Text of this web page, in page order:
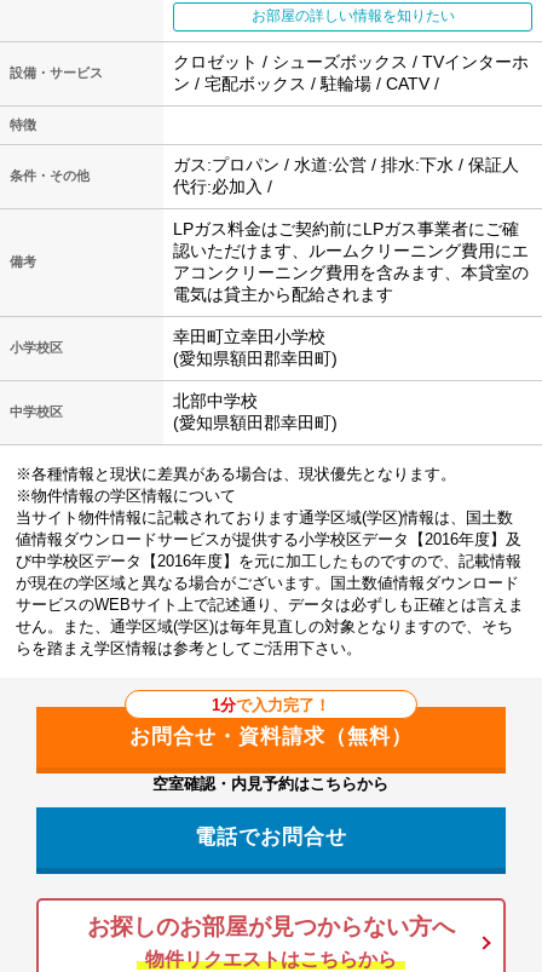
お部屋の詳しい情報を知りたい
設備・サービス
クロゼット / シューズボックス / TVインターホ
ン / 宅配ボックス / 駐輪場 / CATV /
特徴
条件・その他
ガス:プロパン / 水道:公営 / 排水:下水 / 保証人
代行:必加入 /
備考
LPガス料金はご契約前にLPガス事業者にご確
認いただけます、ルームクリーニング費用にエ
アコンクリーニング費用を含みます、本貸室の
電気は貸主から配給されます
小学校区
幸田町立幸田小学校
(愛知県額田郡幸田町)
中学校区
北部中学校
(愛知県額田郡幸田町)
※各種情報と現状に差異がある場合は、現状優先となります。
※物件情報の学区情報について
当サイト物件情報に記載されております通学区域(学区)情報は、国土数
値情報ダウンロードサービスが提供する小学校区データ【2016年度】及
び中学校区データ【2016年度】を元に加工したものですので、記載情報
が現在の学区域と異なる場合がございます。国土数値情報ダウンロード
サービスのWEBサイト上で記述通り、データは必ずしも正確とは言えま
せん。また、通学区域(学区)は毎年見直しの対象となりますので、そち
らを踏まえ学区情報は参考としてご活用下さい。
1分で入力完了！
空室確認・内見予約はこちらから
電話でお問合せ
お探しのお部屋が見つからない方へ
物件リクエストはこちらから